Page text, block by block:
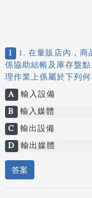
1
1. 在量販店內，商
係協助結帳及庫存盤
理作業上係屬於下列何
A 輸入設備
B 輸入媒體
C 輸出設備
D 輸出媒體
答案